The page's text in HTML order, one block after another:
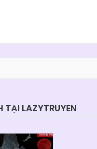
TẠI LAZYTRUYEN